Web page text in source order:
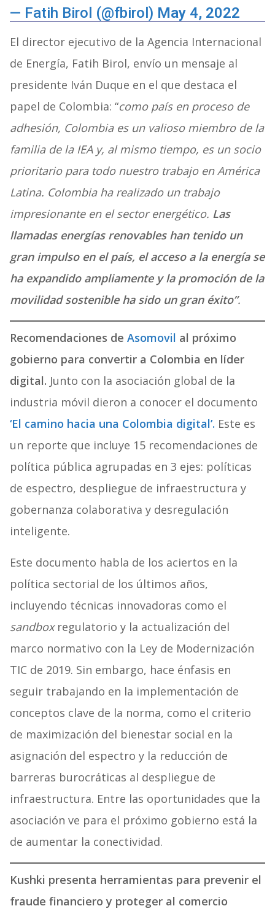
— Fatih Birol (@fbirol) May 4, 2022
El director ejecutivo de la Agencia Internacional
de Energía, Fatih Birol, envío un mensaje al
presidente Iván Duque en el que destaca el
papel de Colombia: “como país en proceso de
adhesión, Colombia es un valioso miembro de la
familia de la IEA y, al mismo tiempo, es un socio
prioritario para todo nuestro trabajo en América
Latina. Colombia ha realizado un trabajo
impresionante en el sector energético. Las
llamadas energías renovables han tenido un
gran impulso en el país, el acceso a la energía se
ha expandido ampliamente y la promoción de la
movilidad sostenible ha sido un gran éxito”.
Recomendaciones de Asomovil al próximo
gobierno para convertir a Colombia en líder
digital. Junto con la asociación global de la
industria móvil dieron a conocer el documento
‘El camino hacia una Colombia digital’. Este es
un reporte que incluye 15 recomendaciones de
política pública agrupadas en 3 ejes: políticas
de espectro, despliegue de infraestructura y
gobernanza colaborativa y desregulación
inteligente.
Este documento habla de los aciertos en la
política sectorial de los últimos años,
incluyendo técnicas innovadoras como el
sandboxregulatorio y la actualización del
marco normativo con la Ley de Modernización
TIC de 2019. Sin embargo, hace énfasis en
seguir trabajando en la implementación de
conceptos clave de la norma, como el criterio
de maximización del bienestar social en la
asignación del espectro y la reducción de
barreras burocráticas al despliegue de
infraestructura. Entre las oportunidades que la
asociación ve para el próximo gobierno está la
de aumentar la conectividad.
Kushki presenta herramientas para prevenir el
fraude financiero y proteger al comercio